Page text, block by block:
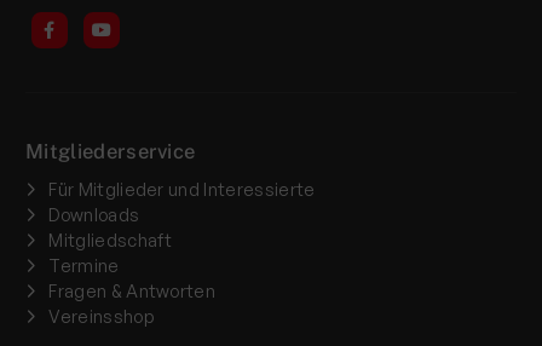
Mitgliederservice
Für Mitglieder und Interessierte
Downloads
Mitgliedschaft
Termine
Fragen & Antworten
Vereinsshop